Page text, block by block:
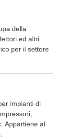
della
ed altri
per il settore
impianti di
Appartiene al